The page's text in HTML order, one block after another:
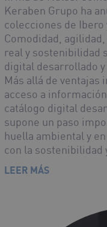
Keraben Grupo ha
colecciones de Ibero
Comodidad,
real y sostenibilidad
digital desarrollado
Más allá de ventajas
acceso a
catálogo digital
supone un paso
huella ambiental y
con la sostenibilidad
LEER MÁS